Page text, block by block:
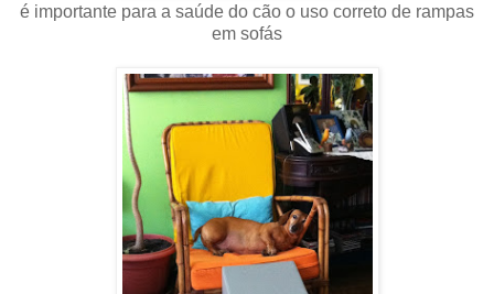
é importante para a saúde do cão o uso correto de rampas
em sofás